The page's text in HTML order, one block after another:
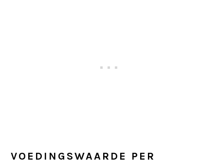
VOEDINGSWAARDE PER